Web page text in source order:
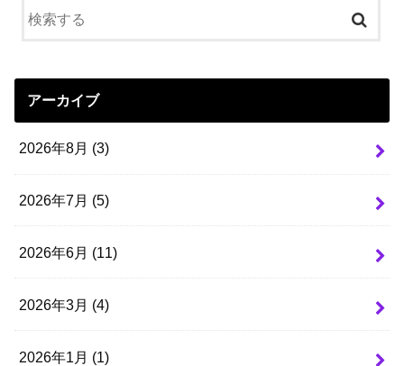
アーカイブ
2026年8月 (3)
2026年7月 (5)
2026年6月 (11)
2026年3月 (4)
2026年1月 (1)